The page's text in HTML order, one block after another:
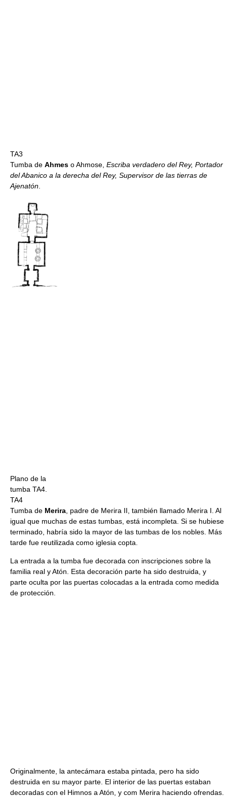
TA3
Tumba de Ahmes o Ahmose, Escriba verdadero del Rey, Portador
del Abanico a la derecha del Rey, Supervisor de las tierras de
Ajenatón
Plano de la
tumba TA4.
TA4
Tumba de Merira , padre de Merira II, también llamado Merira I. Al
igual que muchas de estas tumbas, está incompleta. Si se hubiese
terminado, habría sido la mayor de las tumbas de los nobles. Más
tarde fue reutilizada como iglesia copta.
La entrada a la tumba fue decorada con inscripciones sobre la
familia real y Atón. Esta decoración parte ha sido destruida, y
parte oculta por las puertas colocadas a la entrada como medida
de protección.
Originalmente, la antecámara estaba pintada, pero ha sido
destruida en su mayor parte. El interior de las puertas estaban
decoradas con el Himnos a Atón, y com Merira haciendo ofrendas.